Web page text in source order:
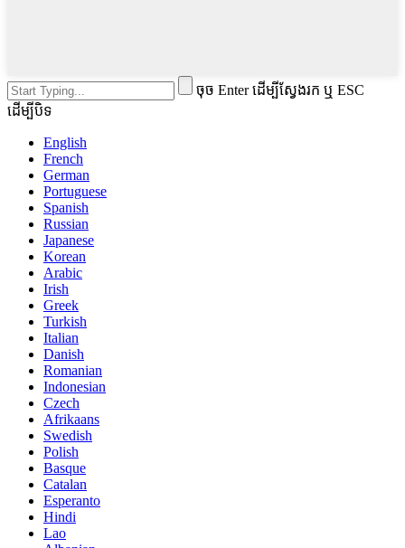
ចុច Enter ដើម្បីស្វែងរក ឬ ESC
ដើម្បីបិទ
English
French
German
Portuguese
Spanish
Russian
Japanese
Korean
Arabic
Irish
Greek
Turkish
Italian
Danish
Romanian
Indonesian
Czech
Afrikaans
Swedish
Polish
Basque
Catalan
Esperanto
Hindi
Lao